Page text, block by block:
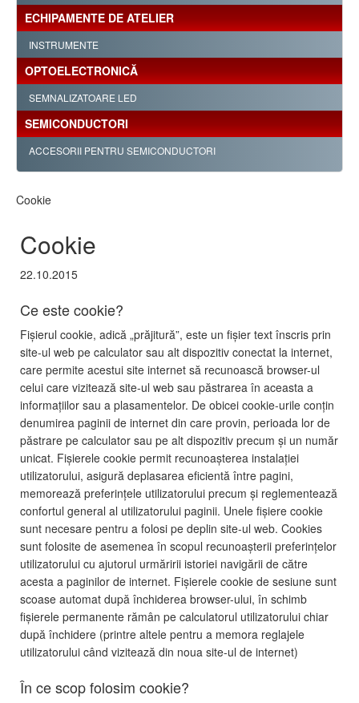
ECHIPAMENTE DE ATELIER
INSTRUMENTE
OPTOELECTRONICĂ
SEMNALIZATOARE LED
SEMICONDUCTORI
ACCESORII PENTRU SEMICONDUCTORI
Cookie
Cookie
22.10.2015
Ce este cookie?
Fișierul cookie, adică „prăjitură”, este un fișier text înscris prin
site-ul web pe calculator sau alt dispozitiv conectat la internet,
care permite acestui site internet să recunoască browser-ul
celui care vizitează site-ul web sau păstrarea în aceasta a
informațiilor sau a plasamentelor. De obicei cookie-urile conțin
denumirea paginii de internet din care provin, perioada lor de
păstrare pe calculator sau pe alt dispozitiv precum și un număr
unicat. Fișierele cookie permit recunoașterea instalației
utilizatorului, asigură deplasarea eficientă între pagini,
memorează preferințele utilizatorului precum și reglementează
confortul general al utilizatorului paginii. Unele fișiere cookie
sunt necesare pentru a folosi pe deplin site-ul web. Cookies
sunt folosite de asemenea în scopul recunoașterii preferințelor
utilizatorului cu ajutorul urmăririi istoriei navigării de către
acesta a paginilor de internet. Fișierele cookie de sesiune sunt
scoase automat după închiderea browser-ului, în schimb
fișierele permanente rămân pe calculatorul utilizatorului chiar
după închidere (printre altele pentru a memora reglajele
utilizatorului când vizitează din noua site-ul de internet)
În ce scop folosim cookie?